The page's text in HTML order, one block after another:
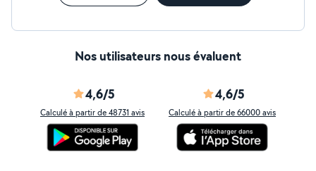
Nos utilisateurs nous évaluent
4,6/5
Calculé à partir de 48731 avis
4,6/5
Calculé à partir de 66000 avis